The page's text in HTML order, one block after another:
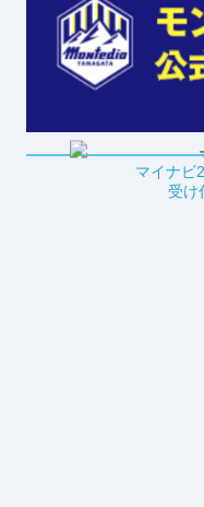
マイナビ
受け